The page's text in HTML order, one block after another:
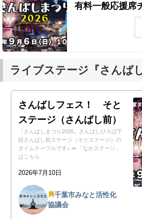
有料一般応援席
ライブステージ『さんば
さんばしフェス！ そと
ステージ（さんばし前）
『さんばしまつり2026』さんばしひろば下
段さんばし前ステージ（そとステージ）の
タイムテーブルです♪ ⇛ 「なかステージ」
はこちら
2026年7月10日
千葉市みなと活性化
協議会